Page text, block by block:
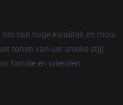
van hoge kwaliteit en mooi
tonen van uw unieke stijl,
familie en vrienden.